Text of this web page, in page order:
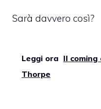
Sarà davvero così?
Leggi ora Il
Thorpe